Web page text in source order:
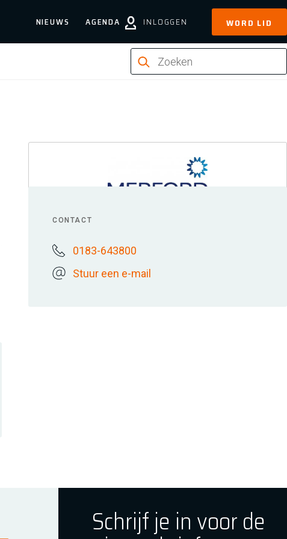
NIEUWS AGENDA INLOGGEN WORD LID
CONTACT
0183-643800
Stuur een e-mail
Schrijf je in voor de